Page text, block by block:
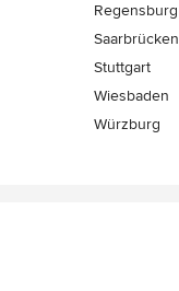
Regensburg
Saarbrücken
Stuttgart
Wiesbaden
Würzburg